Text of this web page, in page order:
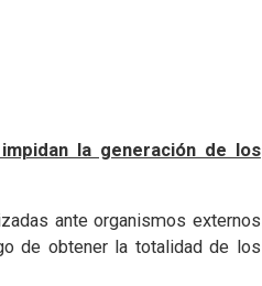
la generación de los
ante organismos externos
de obtener la totalidad de los